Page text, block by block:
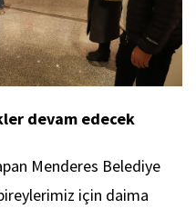
devam edecek
Menderes Belediye
için daima